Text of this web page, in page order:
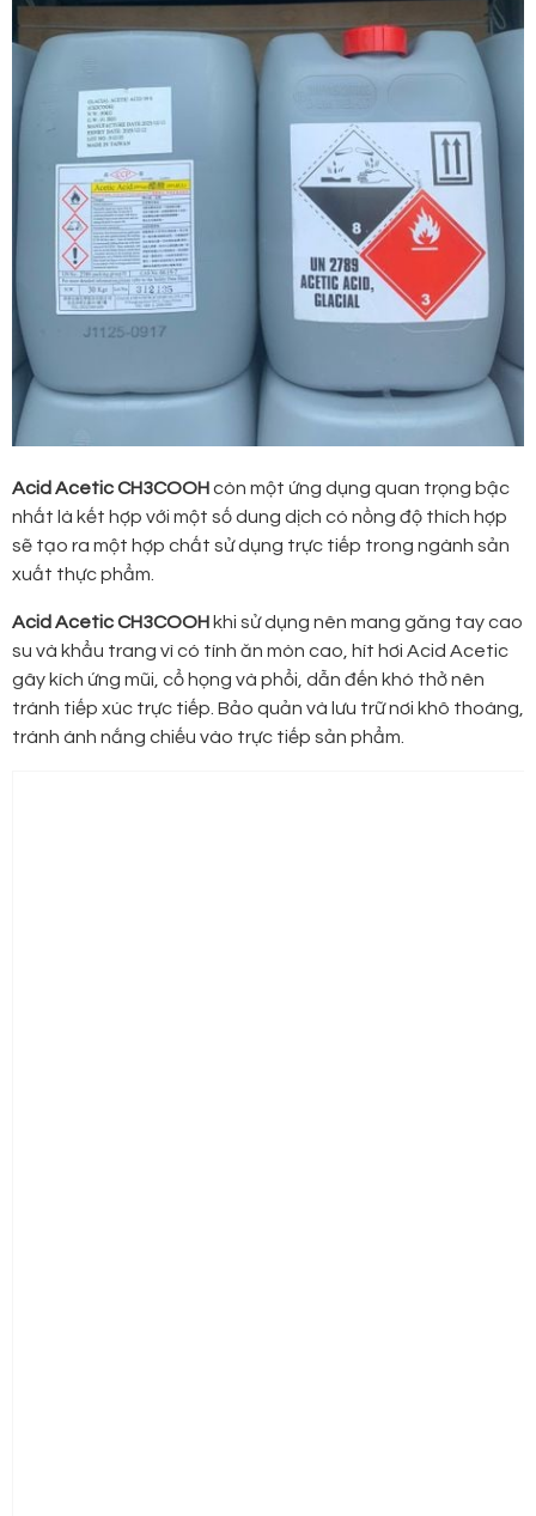
Acid Acetic CH3COOHcòn một ứng dụng quan trọng bậc
nhất là kết hợp với một số dung dịch có nồng độ thích hợp
sẽ tạo ra một hợp chất sử dụng trực tiếp trong ngành sản
xuất thực phẩm.
Acid Acetic CH3COOH khi sử dụng nên mang găng tay cao
su và khẩu trang vì có tính ăn mòn cao, hít hơi Acid Acetic
gây kích ứng mũi, cổ họng và phổi, dẫn đến khó thở nên
tránh tiếp xúc trực tiếp. Bảo quản và lưu trữ nơi khô thoáng,
tránh ánh nắng chiếu vào trực tiếp sản phẩm.